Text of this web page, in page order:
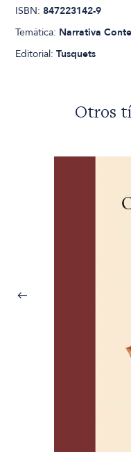
ISBN:847223142-9
Temática: Narrativa
Editorial:Tusquets
Otros